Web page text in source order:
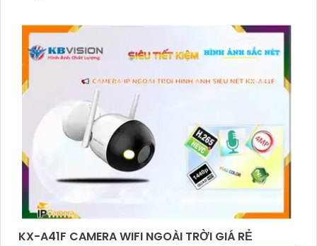
KX-A41F CAMERA WIFI NGOÀI TRỜI GIÁ RẺ